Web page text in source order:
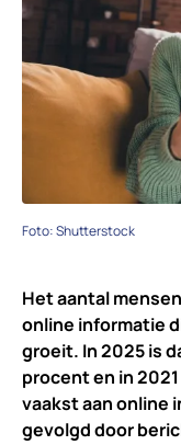
Foto: Shutterstock
Het aantal
online informatie
groeit. In 2025 is
procent en in
vaakst aan online
gevolgd door